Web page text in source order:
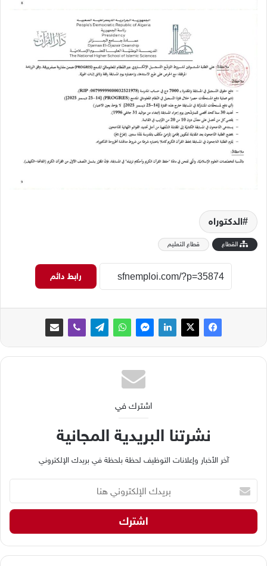
الدكتوراه
القطاع قطاع التعليم
رابط دائم
اشترك في
نشرتنا البريدية المجانية
آخر الأخبار وإعلانات التوظيف لحظة بلحظة في بريدك الإلكتروني
ي
ك
ا